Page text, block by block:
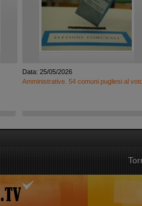
Data: 25/05/2026
Amministrative. 54 comuni pugliesi al